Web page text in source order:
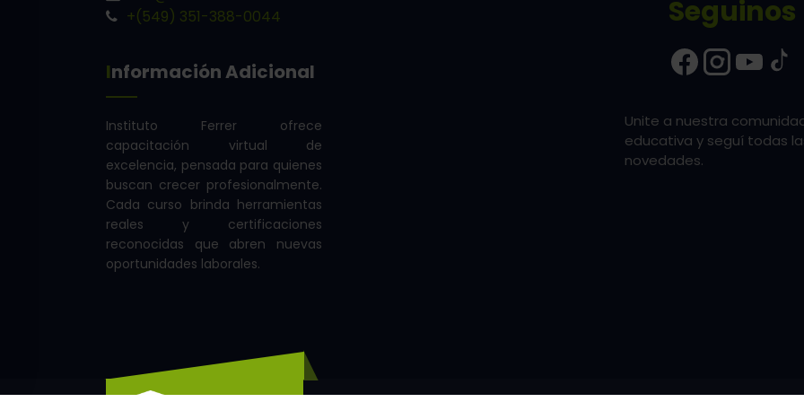
+(549) 351-388-0044
Información Adicional
Instituto Ferrer ofrece
capacitación virtual de
excelencia, pensada para quienes
buscan crecer profesionalmente.
Cada curso brinda herramientas
reales y certificaciones
reconocidas que abren nuevas
oportunidades laborales.
Seguinos
Unite a nuestra
educativa y seguí todas
novedades.